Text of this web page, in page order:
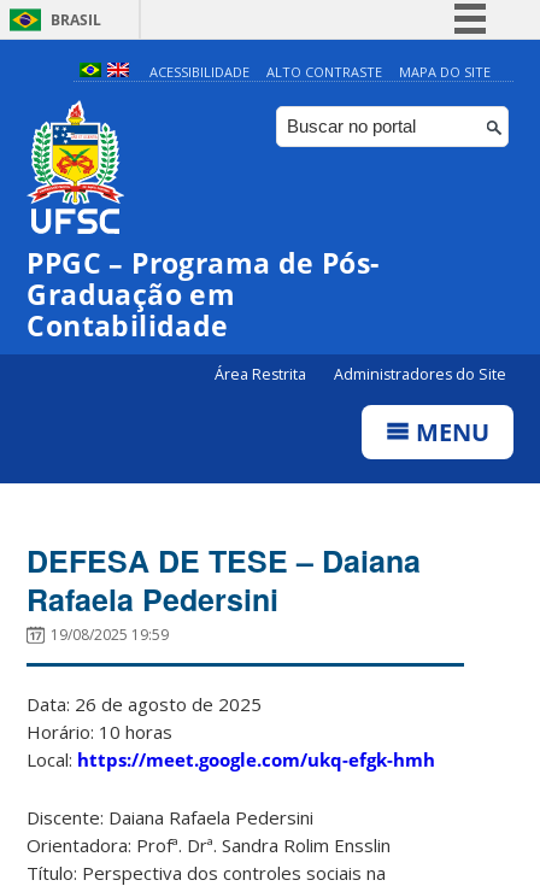
BRASIL
Simplifique!
Comunica BR
Participe
Canais
ACESSIBILIDADE ALTO CONTRASTE MAPA DO SITE
PPGC – Programa de Pós-
Graduação em
Contabilidade
Área Restrita Administradores do Site
MENU
DEFESA DE TESE – Daiana
Rafaela Pedersini
19/08/2025 19:59
Data: 26 de agosto de 2025
Horário: 10 horas
Local: https://meet.google.com/ukq-efgk-hmh
Discente: Daiana Rafaela Pedersini
Orientadora: Profª. Drª. Sandra Rolim Ensslin
Título: Perspectiva dos controles sociais na